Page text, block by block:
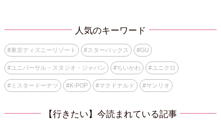
人気のキーワード
#東京ディズニーリゾート #スターバックス #GU
#ユニバーサル・スタジオ・ジャパン #ちいかわ #ユニクロ
#ミスタードーナツ #K-POP #マクドナルド #サンリオ
【行きたい】今読まれている記事